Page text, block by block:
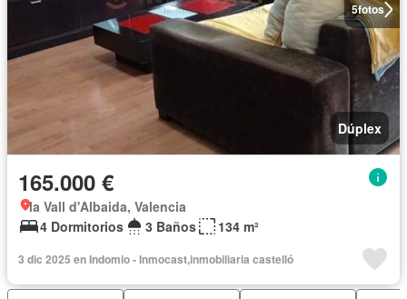
5fotos
Dúplex
165.000 €
la Vall d'Albaida, Valencia
4 Dormitorios
3 Baños 134 m²
3 dic 2025 en Indomio - Inmocast,inmobiliaria castelló